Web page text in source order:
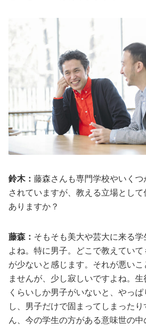
鈴木： 藤森さんも専門学校やいく
されていますが、教える立場とし
ありますか？
藤森： そもそも美大や芸大に来る
よね。特に男子。どこで教えてい
が少ないと感じます。それが悪い
ませんが、少し寂しいですよね。生
くらいしか男子がいないと、やっぱ
し、男子だけで固まってしまった
ん、今の学生の方がある意味世の